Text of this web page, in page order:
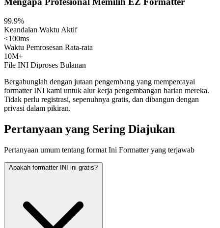
99.9%
Keandalan Waktu Aktif
<100ms
Waktu Pemrosesan Rata-rata
10M+
File INI Diproses Bulanan
Bergabunglah dengan jutaan pengembang yang mempercayai
formatter INI kami untuk alur kerja pengembangan harian mereka.
Tidak perlu registrasi, sepenuhnya gratis, dan dibangun dengan
privasi dalam pikiran.
Pertanyaan yang Sering Diajukan
Pertanyaan umum tentang format Ini Formatter yang terjawab
Apakah formatter INI ini gratis?